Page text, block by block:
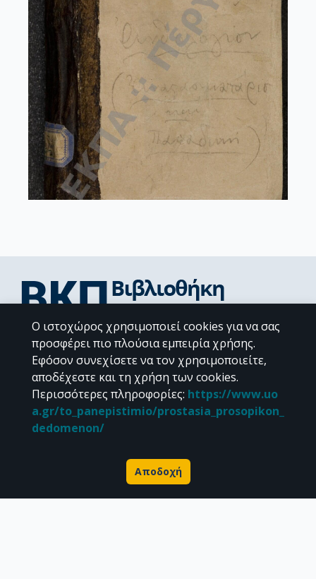
Διεύθυνση Βιβλιοθήκης & Κέντρου Πληροφόρησης
Βιβλιοθήκες Σχολών του ΕΚΠΑ
Υπολογιστικό Κέντρο Βιβλιοθηκών
Επικοινωνία / Helpdesk
Ο ιστοχώρος χρησιμοποιεί cookies για να σας
προσφέρει πιο πλούσια εμπειρία χρήσης.
Εφόσον συνεχίσετε να τον χρησιμοποιείτε,
αποδέχεστε και τη χρήση των cookies.
Περισσότερες πληροφορίες: https://www.uo
a.gr/to_panepistimio/prostasia_prosopikon_
dedomenon/
Αποδοχή